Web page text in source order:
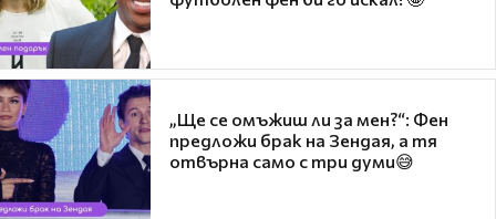
„Ще се омъжиш ли за мен?“: Фен
предложи брак на Зендая, а тя
отвърна само с три думи😅